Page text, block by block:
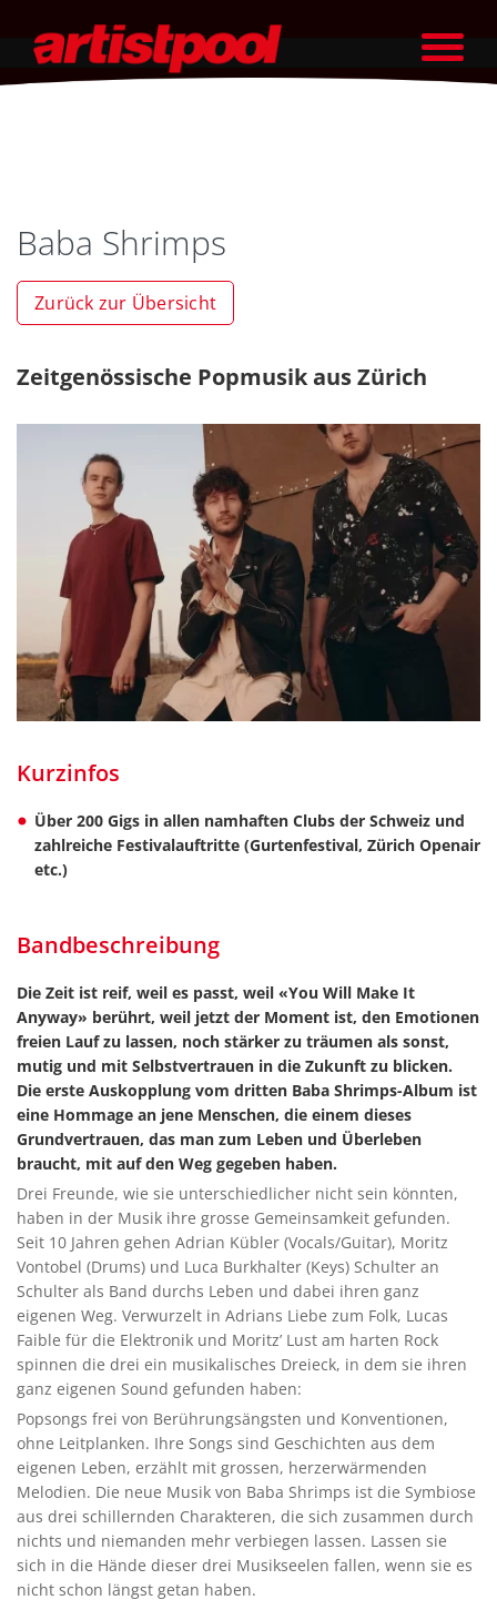
Baba Shrimps
Zurück zur Übersicht
Zeitgenössische Popmusik aus Zürich
Kurzinfos
Über 200 Gigs in allen namhaften Clubs der Schweiz und
zahlreiche Festivalauftritte (Gurtenfestival, Zürich Openair
etc.)
Bandbeschreibung
Die Zeit ist reif, weil es passt, weil «You Will Make It
Anyway» berührt, weil jetzt der Moment ist, den Emotionen
freien Lauf zu lassen, noch stärker zu träumen als sonst,
mutig und mit Selbstvertrauen in die Zukunft zu blicken.
Die erste Auskopplung vom dritten Baba Shrimps-Album ist
eine Hommage an jene Menschen, die einem dieses
Grundvertrauen, das man zum Leben und Überleben
braucht, mit auf den Weg gegeben haben.
Drei Freunde, wie sie unterschiedlicher nicht sein könnten,
haben in der Musik ihre grosse Gemeinsamkeit gefunden.
Seit 10 Jahren gehen Adrian Kübler (Vocals/Guitar), Moritz
Vontobel (Drums) und Luca Burkhalter (Keys) Schulter an
Schulter als Band durchs Leben und dabei ihren ganz
eigenen Weg. Verwurzelt in Adrians Liebe zum Folk, Lucas
Faible für die Elektronik und Moritz’ Lust am harten Rock
spinnen die drei ein musikalisches Dreieck, in dem sie ihren
ganz eigenen Sound gefunden haben:
Popsongs frei von Berührungsängsten und Konventionen,
ohne Leitplanken. Ihre Songs sind Geschichten aus dem
eigenen Leben, erzählt mit grossen, herzerwärmenden
Melodien. Die neue Musik von Baba Shrimps ist die Symbiose
aus drei schillernden Charakteren, die sich zusammen durch
nichts und niemanden mehr verbiegen lassen. Lassen sie
sich in die Hände dieser drei Musikseelen fallen, wenn sie es
nicht schon längst getan haben.